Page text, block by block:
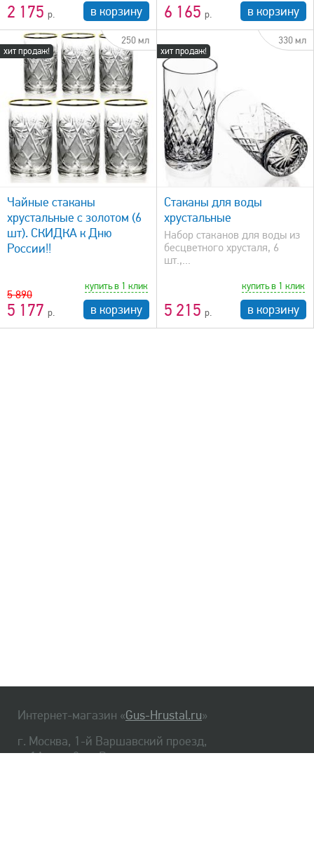
2 175 в корзину 6 165 в корзину
хит продаж!
250 мл
Чайные стаканы
хрустальные с золотом (6
шт). СКИДКА к Дню
России!!
5 890
5 177
купить в 1 клик
в корзину
хит продаж!
330 мл
быстрый просмотр
Стаканы для воды
хрустальные
Набор стаканов для воды из
бесцветного хрусталя, 6
шт.,...
5 215
купить в 1 клик
в корзину
Интернет-магазин «Gus-Hrustal.ru»
г. Москва, 1-й Варшавский проезд,
д. 1А, стр. 3, м. Варшавская